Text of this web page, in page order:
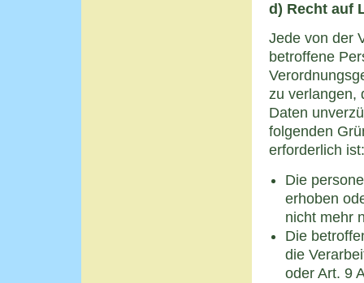
d) Recht auf
Jede von der
betroffene
zu verlangen,
Daten
folgenden
erforderlich ist:
Die
erhoben
nicht mehr
Die
die
oder Art. 9